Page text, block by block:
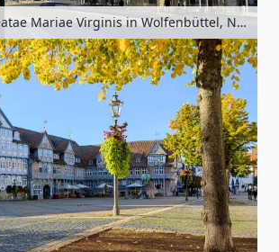
Hauptkirche Beatae Mariae Virginis in Wolfenbüttel, Niedersachsen, Deutschland